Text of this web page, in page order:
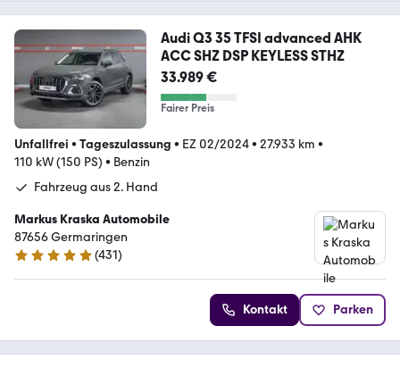
Audi Q3 35 TFSI advanced AHK
ACC SHZ DSP KEYLESS STHZ
33.989 €
Fairer Preis
Unfallfrei • Tageszulassung • EZ 02/2024• 27.933 km •
110 kW (150 PS) • Benzin
Fahrzeug aus 2. Hand
Markus Kraska Automobile
87656 Germaringen
4.9 Sterne
(431)
Kontakt Parken